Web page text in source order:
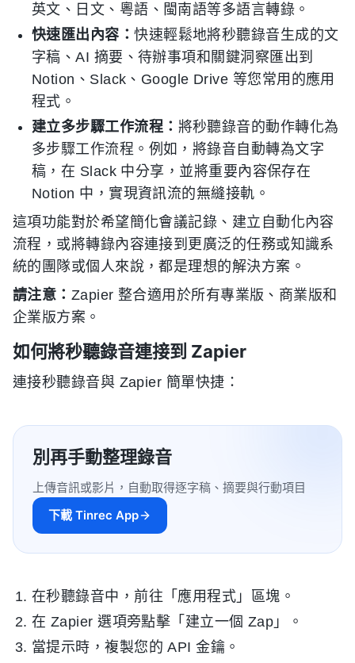
英文、日文、粵語、閩南語等多語言轉錄。
快速匯出內容：快速輕鬆地將秒聽錄音生成的文
字稿、AI 摘要、待辦事項和關鍵洞察匯出到
Notion、Slack、Google Drive 等您常用的應用
程式。
建立多步驟工作流程： 將秒聽錄音的動作轉化為
多步驟工作流程。例如，將錄音自動轉為文字
稿，在 Slack 中分享，並將重要內容保存在
Notion 中，實現資訊流的無縫接軌。
這項功能對於希望簡化會議記錄、建立自動化內容
流程，或將轉錄內容連接到更廣泛的任務或知識系
統的團隊或個人來說，都是理想的解決方案。
請注意： Zapier 整合適用於所有專業版、商業版和
企業版方案。
如何將秒聽錄音連接到 Zapier
連接秒聽錄音與 Zapier 簡單快捷：
別再手動整理錄音
上傳音訊或影片，自動取得逐字稿、摘要與行動項目
下載 Tinrec App
在秒聽錄音中，前往「應用程式」區塊。
在 Zapier 選項旁點擊「建立一個 Zap」。
當提示時，複製您的 API 金鑰。